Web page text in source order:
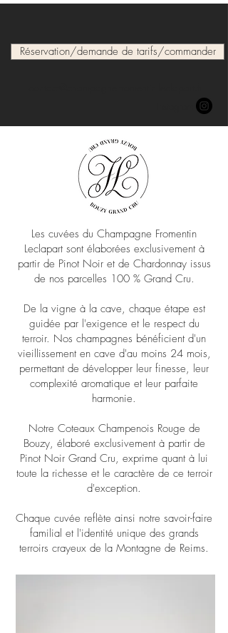
Réservation/demande de tarifs/commander
Les cuvées du Champagne Fromentin
Leclapart sont élaborées exclusivement à
partir de Pinot Noir et de Chardonnay issus
de nos parcelles 100 % Grand Cru.
De la vigne à la cave, chaque étape est
guidée par l'exigence et le respect du
terroir. Nos champagnes bénéficient d'un
vieillissement en cave d'au moins 24 mois,
permettant de développer leur finesse, leur
complexité aromatique et leur parfaite
harmonie.
Notre Coteaux Champenois Rouge de
Bouzy, élaboré exclusivement à partir de
Pinot Noir Grand Cru, exprime quant à lui
toute la richesse et le caractère de ce terroir
d'exception.
Chaque cuvée reflète ainsi notre savoir-faire
familial et l'identité unique des grands
terroirs crayeux de la Montagne de Reims.